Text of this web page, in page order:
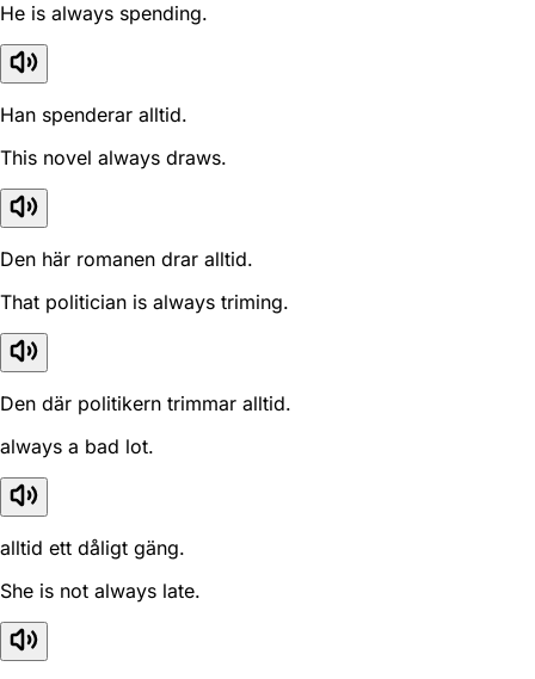
He is always spending.
Han spenderar alltid.
This novel always draws.
Den här romanen drar alltid.
That politician is always triming.
Den där politikern trimmar alltid.
always a bad lot.
alltid ett dåligt gäng.
She is not always late.